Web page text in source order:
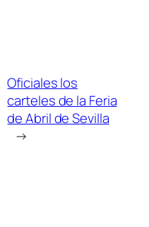
Oficiales los
carteles de la Feria
de Abril de Sevilla
→